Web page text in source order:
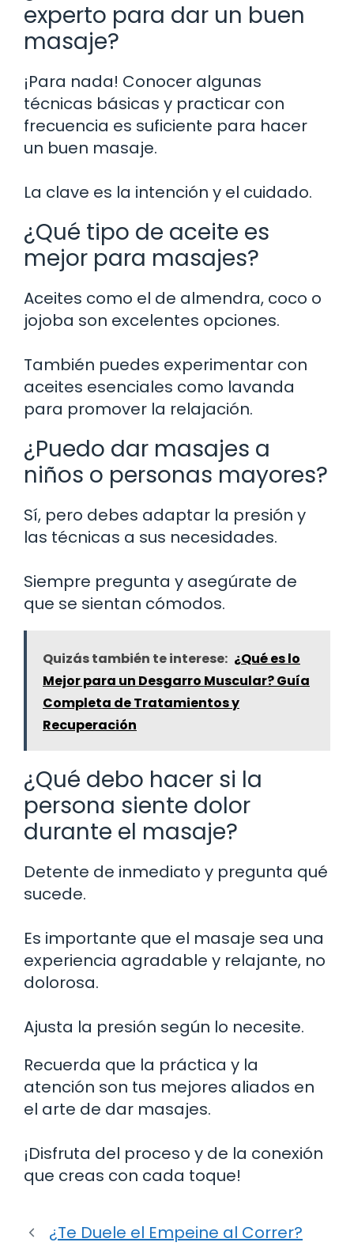
experto para dar un buen
masaje?
¡Para nada! Conocer algunas
técnicas básicas y practicar con
frecuencia es suficiente para hacer
un buen masaje.
La clave es la intención y el cuidado.
¿Qué tipo de aceite es
mejor para masajes?
Aceites como el de almendra, coco o
jojoba son excelentes opciones.
También puedes experimentar con
aceites esenciales como lavanda
para promover la relajación.
¿Puedo dar masajes a
niños o personas mayores?
Sí, pero debes adaptar la presión y
las técnicas a sus necesidades.
Siempre pregunta y asegúrate de
que se sientan cómodos.
Quizás también te interese: ¿Qué es lo
Mejor para un Desgarro Muscular? Guía
Completa de Tratamientos y
Recuperación
¿Qué debo hacer si la
persona siente dolor
durante el masaje?
Detente de inmediato y pregunta qué
sucede.
Es importante que el masaje sea una
experiencia agradable y relajante, no
dolorosa.
Ajusta la presión según lo necesite.
Recuerda que la práctica y la
atención son tus mejores aliados en
el arte de dar masajes.
¡Disfruta del proceso y de la conexión
que creas con cada toque!
¿Te Duele el Empeine al Correr?